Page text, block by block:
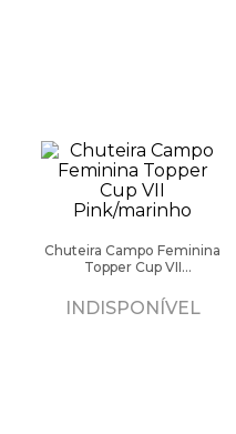
Chuteira Campo Feminina
Topper Cup VII
INDISPONÍVEL